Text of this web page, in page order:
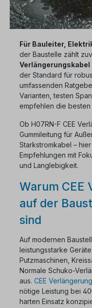
Für Bauleiter,
der Baustelle zählt
Verlängerungskabel
der Standard für
umfassenden
Varianten, testen
empfehlen die
Ob H07RN-F CEE
Gummileitung für
Starkstromkabel –
Empfehlungen mit
und Langlebigkeit.
Warum CEE
auf der
sind
Auf modernen
leistungsstarke
Putzmaschinen,
Normale Schuko-
aus. CEE
nötige Leistung bei
harten Einsatz